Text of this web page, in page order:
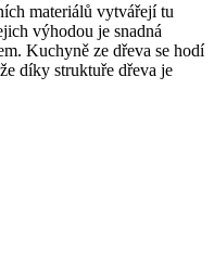
materiálů vytvářejí tu
výhodou je snadná
Kuchyně ze dřeva se hodí
díky struktuře dřeva je